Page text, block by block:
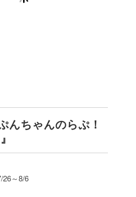
んちゃんのらぷ！
26～8/6